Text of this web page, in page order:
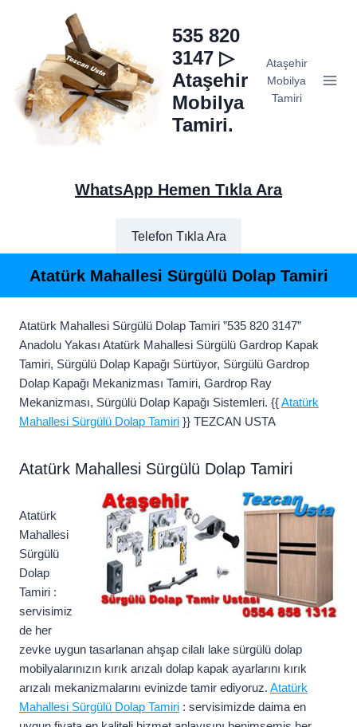
535 820
3147 ▷
Ataşehir
Mobilya
Tamiri.
Ataşehir
Mobilya
Tamiri
WhatsApp Hemen Tıkla Ara
Telefon Tıkla Ara
Atatürk Mahallesi Sürgülü Dolap Tamiri
Atatürk Mahallesi Sürgülü Dolap Tamiri ”535 820 3147”
Anadolu Yakası Atatürk Mahallesi Sürgülü Gardrop Kapak
Tamiri, Sürgülü Dolap Kapağı Sürtüyor, Sürgülü Gardrop
Dolap Kapağı Mekanizması Tamiri, Gardrop Ray
Mekanizması, Sürgülü Dolap Kapağı Sistemleri. {{Atatürk
Mahallesi Sürgülü Dolap Tamiri }} TEZCAN USTA
Atatürk Mahallesi Sürgülü Dolap Tamiri
Atatürk
Mahallesi
Sürgülü
Dolap
Tamiri :
servisimiz
de her
zevke uygun tasarlanan ahşap cilalı lake sürgülü dolap
mobilyalarınızın kırık arızalı dolap kapak ayarlarını kırık
arızalı mekanizmalarını evinizde tamir ediyoruz. Atatürk
Mahallesi Sürgülü Dolap Tamiri : servisimizde daima en